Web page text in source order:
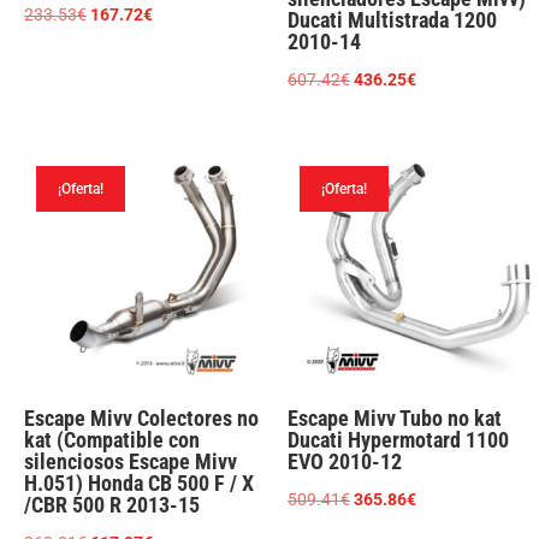
233.53€ El
167.72€El
Ducati Multistrada 1200
2010-14
607.42€El
era:
607.42€.
436.25€El
es:
¡Oferta!
Escape Mivv Colectores no
kat (Compatible con
silenciosos Escape Mivv
H.051) Honda CB 500 F / X
/CBR 500 R 2013-15
¡Oferta!
Escape Mivv Tubo no kat
Ducati Hypermotard 1100
EVO 2010-12
509.41€El
365.86€El